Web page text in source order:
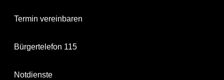
Termin vereinbaren
Bürgertelefon 115
Notdienste